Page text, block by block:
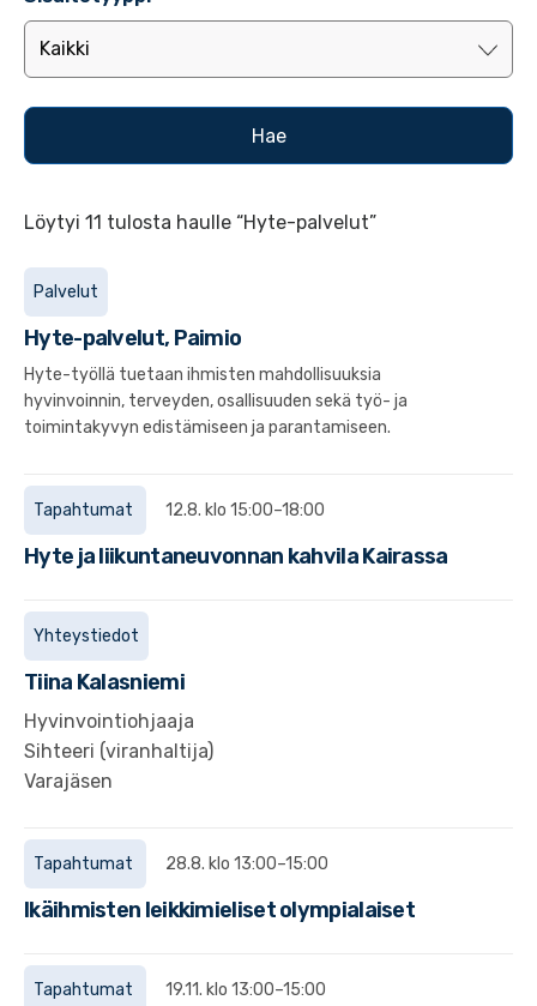
Löytyi 11 tulosta haulle “Hyte-palvelut”
Palvelut
Hyte-palvelut, Paimio
Hyte-työllä tuetaan ihmisten mahdollisuuksia
hyvinvoinnin, terveyden, osallisuuden sekä työ- ja
toimintakyvyn edistämiseen ja parantamiseen.
Tapahtumat 12.8. klo 15:00–18:00
Hyte ja liikuntaneuvonnan kahvila Kairassa
Yhteystiedot
Tiina Kalasniemi
Hyvinvointiohjaaja
Sihteeri (viranhaltija)
Varajäsen
Tapahtumat 28.8. klo 13:00–15:00
Ikäihmisten leikkimieliset olympialaiset
Tapahtumat 19.11. klo 13:00–15:00